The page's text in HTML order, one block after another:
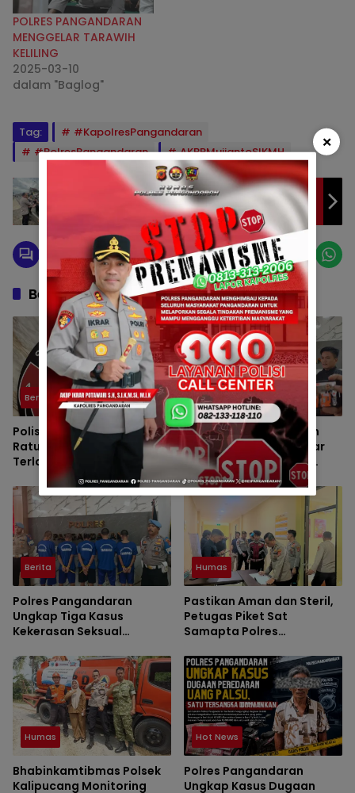
POLRES PANGANDARAN
MENGGELAR TARAWIH
KELILING
2025-03-10
dalam "Baglog"
Tag:
#KapolresPangandaran
#PolresPangandaran
AKBPMujiantoSIKMH
Dalam rangka Mempererat Hubungan
dengan Masyarakat Kapolsek
Padaherang bagi bagi Ta’jil
Berita Berkaitan
Berita
Polisi Tangkap Pengedar
Ratusan Butir Obat
Terlarang di Cijulang
Berita
Kapolres Pangandaran
Tangkap Tiga pengedar
Kasus Narkotika, Tiga
Tersangka Diamankan
dengan Barang Bukti Sabu
Berita
Polres Pangandaran
Ungkap Tiga Kasus
Kekerasan Seksual
Tersangka Diamankan
Humas
Pastikan Aman dan Steril,
Petugas Piket Sat
Samapta Polres
Ruang Tahanan
Humas
Bhabinkamtibmas Polsek
Kalipucang Monitoring
Hot News
Polres Pangandaran
Ungkap Kasus Dugaan
×